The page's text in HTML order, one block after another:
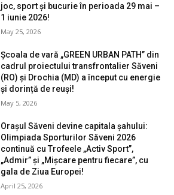
joc, sport și bucurie în perioada 29 mai –
1 iunie 2026!
May 25, 2026
Școala de vară „GREEN URBAN PATH” din
cadrul proiectului transfrontalier Săveni
(RO) și Drochia (MD) a început cu energie
și dorință de reuși!
May 5, 2026
Orașul Săveni devine capitala șahului:
Olimpiada Sporturilor Săveni 2026
continuă cu Trofeele „Activ Sport”,
„Admir” și „Mișcare pentru fiecare”, cu
gala de Ziua Europei!
April 25, 2026